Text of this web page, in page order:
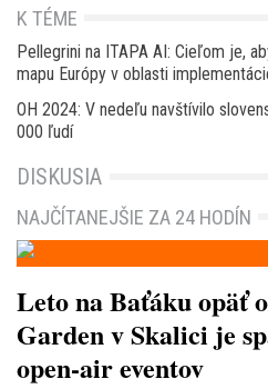
K TÉME
Pellegrini na ITAPA AI: Cieľom je,
mapu Európy v oblasti
OH 2024: V nedeľu navštívilo
000 ľudí
DISKUSIA
NAJČÍTANEJŠIE ZA 24 HODÍN
Leto na Baťáku opäť
Garden v Skalici je
open-air eventov